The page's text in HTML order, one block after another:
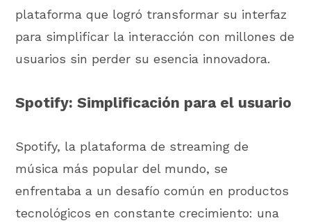
plataforma que logró transformar su interfaz
para simplificar la interacción con millones de
usuarios sin perder su esencia innovadora.
Spotify: Simplificación para el usuario
Spotify, la plataforma de streaming de
música más popular del mundo, se
enfrentaba a un desafío común en productos
tecnológicos en constante crecimiento: una